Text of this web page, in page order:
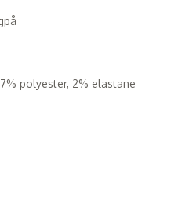
polyester, 2% elastane